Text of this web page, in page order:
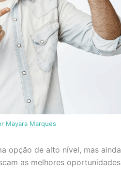
Mayara Marques
opção de alto nível, mas ainda
as melhores